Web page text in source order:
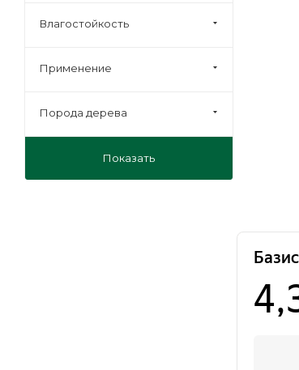
Влагостойкость
Применение
Порода дерева
Показать